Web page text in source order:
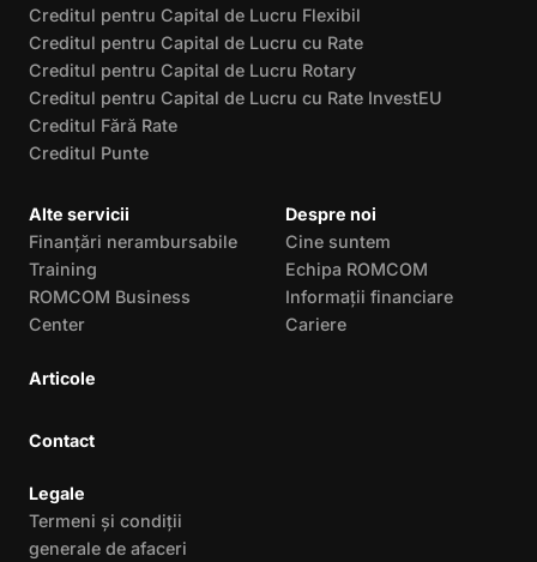
Creditul pentru Capital de Lucru Flexibil
Creditul pentru Capital de Lucru cu Rate
Creditul pentru Capital de Lucru Rotary
Creditul pentru Capital de Lucru cu Rate InvestEU
Creditul Fără Rate
Creditul Punte
Alte servicii
Finanțări nerambursabile
Training
ROMCOM Business
Center
Articole
Despre noi
Cine suntem
Echipa ROMCOM
Informații financiare
Cariere
Contact
Legale
Termeni și condiții
generale de afaceri